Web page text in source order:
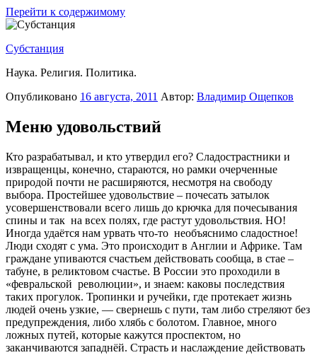
Перейти к содержимому
Субстанция
Наука. Религия. Политика.
Опубликовано 16 августа, 2011 Автор: Владимир Ощепков
Меню удовольствий
Кто разрабатывал, и кто утвердил его? Сладострастники и
извращенцы, конечно, стараются, но рамки очерченные
природой почти не расширяются, несмотря на свободу
выбора. Простейшее удовольствие – почесать затылок
усовершенствовали всего лишь до крючка для почесывания
спины и так на всех полях, где растут удовольствия. НО!
Иногда удаётся нам урвать что-то необъяснимо сладостное!
Люди сходят с ума. Это происходит в Англии и Африке. Там
граждане упиваются счастьем действовать сообща, в стае –
табуне, в реликтовом счастье. В России это проходили в
«февральской революции», и знаем: каковы последствия
таких прогулок. Тропинки и ручейки, где протекает жизнь
людей очень узкие, — свернешь с пути, там либо стреляют без
предупреждения, либо хлябь с болотом. Главное, много
ложных путей, которые кажутся проспектом, но
заканчиваются западнёй. Страсть и наслаждение действовать